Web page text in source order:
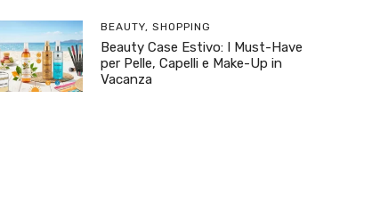
BEAUTY, SHOPPING
Beauty Case Estivo: I Must-Have
per Pelle, Capelli e Make-Up in
Vacanza